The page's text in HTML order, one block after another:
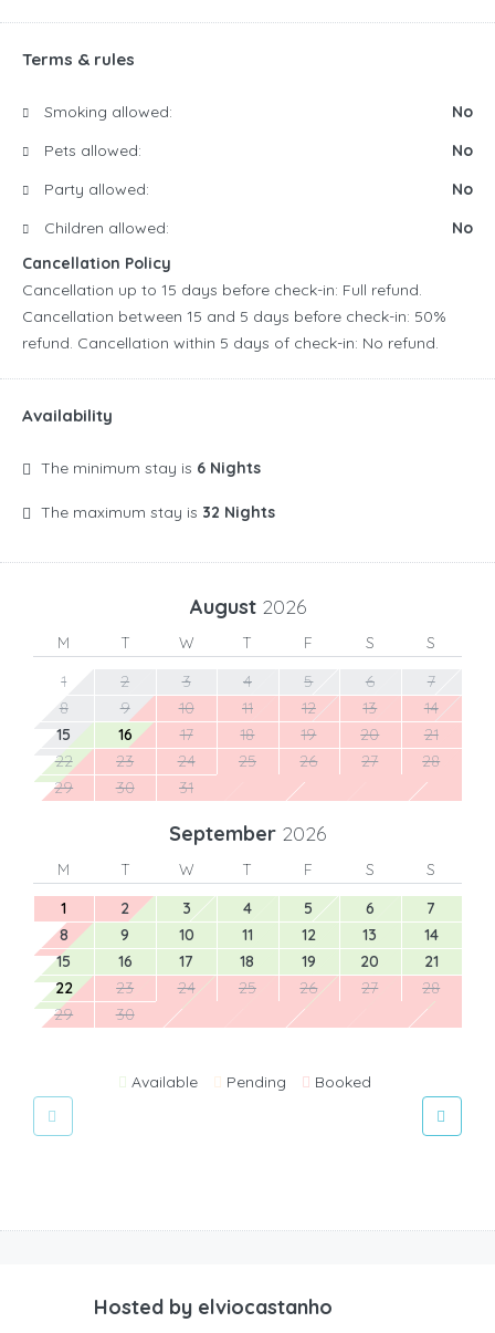
Terms & rules
Smoking allowed:
No
Pets allowed:
No
Party allowed:
No
Children allowed:
No
Cancellation Policy
Cancellation up to 15 days before check-in: Full refund.
Cancellation between 15 and 5 days before check-in: 50%
refund. Cancellation within 5 days of check-in: No refund.
Availability
The minimum stay is 6 Nights
The maximum stay is 32 Nights
August 2026
M T W T F S
S
1
2 3 4 5 6
7
8
9 10 11 12 13
14
15
16 17 18 19 20
21
22
23 24 25 26 27
28
29
30 31
September 2026
M T W T F S
S
1
2 3 4 5 6
7
8
9 10 11 12 13
14
15
16 17 18 19 20
21
22
23 24 25 26 27
28
29
30
Available Pending Booked
Hosted by elviocastanho